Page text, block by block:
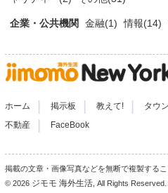
企業・公共機関 金融(1) 情報(14)
ホーム 掲示板 教えて! タウン
不動産 FaceBook
掲載の文章・画像写真などを無断で複製する
© 2026 ジモモ 海外生活 , All Rights Reserved.